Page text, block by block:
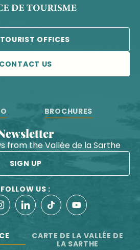
OFFICES
CONTACT US
BROCHURES
Newsletter
from the Vallée de la Sarthe
SIGN UP
FOLLOW US :
CARTE DE LA VALLÉE DE
LA SARTHE